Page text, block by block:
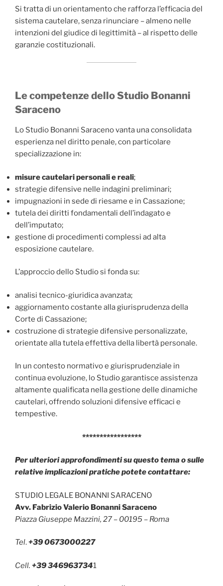
Si tratta di un orientamento che rafforza l’efficacia del
sistema cautelare, senza rinunciare – almeno nelle
intenzioni del giudice di legittimità – al rispetto delle
garanzie costituzionali.
Le competenze dello Studio Bonanni
Saraceno
Lo Studio Bonanni Saraceno vanta una consolidata
esperienza nel diritto penale, con particolare
specializzazione in:
misure cautelari personali e reali;
strategie difensive nelle indagini preliminari;
impugnazioni in sede di riesame e in Cassazione;
tutela dei diritti fondamentali dell’indagato e
dell’imputato;
gestione di procedimenti complessi ad alta
esposizione cautelare.
L’approccio dello Studio si fonda su:
analisi tecnico-giuridica avanzata;
aggiornamento costante alla giurisprudenza della
Corte di Cassazione;
costruzione di strategie difensive personalizzate,
orientate alla tutela effettiva della libertà personale.
In un contesto normativo e giurisprudenziale in
continua evoluzione, lo Studio garantisce assistenza
altamente qualificata nella gestione delle dinamiche
cautelari, offrendo soluzioni difensive efficaci e
tempestive.
*****************
Per ulteriori approfondimenti su questo tema o sulle
relative implicazioni pratiche potete contattare:
STUDIO LEGALE BONANNI SARACENO
Avv. Fabrizio Valerio Bonanni Saraceno
Piazza Giuseppe Mazzini, 27 – 00195 – Roma
Tel.+39 0673000227
Cell. +39 3469637341